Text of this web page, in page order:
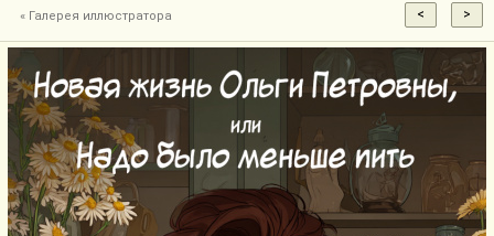
« Галерея иллюстратора